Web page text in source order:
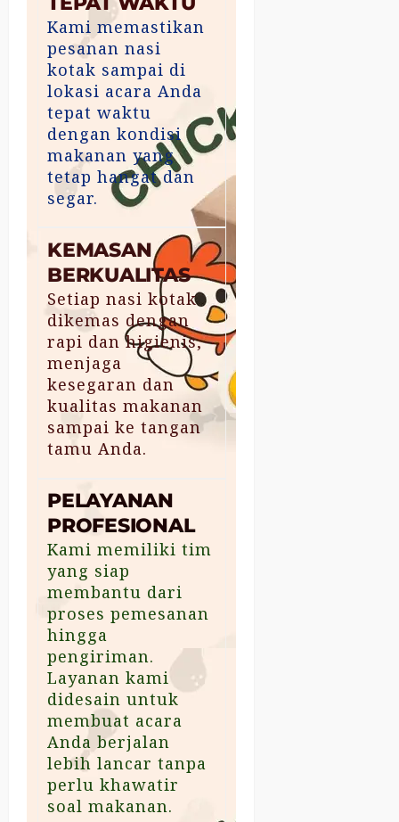
Kami memastikan
pesanan nasi
kotak sampai di
lokasi acara Anda
tepat waktu
dengan kondisi
makanan yang
tetap hangat dan
segar.
KEMASAN
BERKUALITAS
Setiap nasi kotak
dikemas dengan
rapi dan higienis,
menjaga
kesegaran dan
kualitas makanan
sampai ke tangan
tamu Anda.
PELAYANAN
PROFESIONAL
Kami memiliki tim
yang siap
membantu dari
proses pemesanan
hingga
pengiriman.
Layanan kami
didesain untuk
membuat acara
Anda berjalan
lebih lancar tanpa
perlu khawatir
soal makanan.